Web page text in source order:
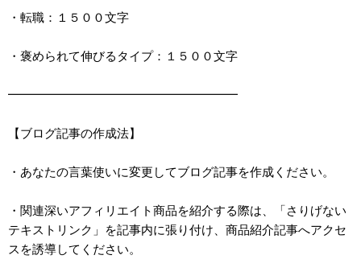
・転職：１５００文字
・褒められて伸びるタイプ：１５００文字
━━━━━━━━━━━━━━━━━━━
【ブログ記事の作成法】
・あなたの言葉使いに変更してブログ記事を作成ください。
・関連深いアフィリエイト商品を紹介する際は、「さりげない
テキストリンク」を記事内に張り付け、商品紹介記事へアクセ
スを誘導してください。